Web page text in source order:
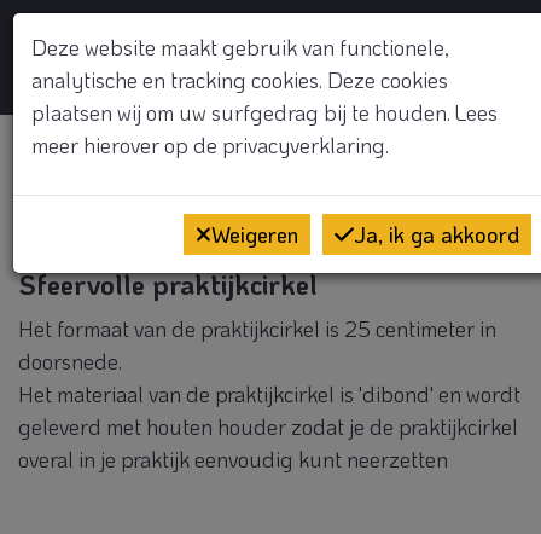
GRATIS KENNISMAKINGSGESPREK
Qi
Sfeervolle praktijkcirkel
Het formaat van de praktijkcirkel is 25 centimeter in
doorsnede.
Het materiaal van de praktijkcirkel is 'dibond' en wordt
geleverd met houten houder zodat je de praktijkcirkel
overal in je praktijk eenvoudig kunt neerzetten
Deze website maakt gebruik van functionele,
analytische en tracking cookies. Deze cookies
plaatsen wij om uw surfgedrag bij te houden. Lees
meer hierover op de privacyverklaring.
Weigeren Ja, ik ga akkoord